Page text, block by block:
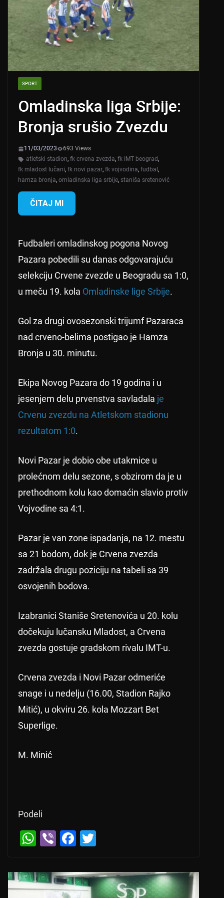
SPORT
Omladinska liga Srbije:
Bronja srušio Zvezdu
11/03/2023
693 Views
atletski stadion, fk crvena zvezda, fk IMT beograd,
fk mladost lučani, fk novi pazar, fk vojvodina, fudbal ,
hamza bronja, omladinska liga srbije, staniša sretenović
ČITAJ MI
Fudbaleri omladinskog pogona Novog
Pazara pobedili su danas odgovarajuću
selekciju Crvene zvezde u Beogradu sa 1:0,
u meču 19. kola Omladinske lige Srbije.
Gol za drugi ovosezonski trijumf Pazaraca
nad crveno-belima postigao je Hamza
Bronja u 30. minutu.
Ekipa Novog Pazara do 19 godina i u
jesenjem delu prvenstva savladala je
Crvenu zvezdu na Atletskom stadionu
rezultatom 1:0.
Novi Pazar je dobio obe utakmice u
prolećnom delu sezone, s obzirom da je u
prethodnom kolu kao domaćin slavio protiv
Vojvodine sa 4:1.
Pazar je van zone ispadanja, na 12. mestu
sa 21 bodom, dok je Crvena zvezda
zadržala drugu poziciju na tabeli sa 39
osvojenih bodova.
Izabranici Staniše Sretenovića u 20. kolu
dočekuju lučansku Mladost, a Crvena
zvezda gostuje gradskom rivalu IMT-u.
Crvena zvezda i Novi Pazar odmeriće
snage i u nedelju (16.00, Stadion Rajko
Mitić), u okviru 26. kola Mozzart Bet
Superlige.
M. Minić
Podeli
W
at
s
Vi
er
F
c
e
tt
er